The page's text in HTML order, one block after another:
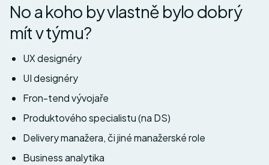
No a koho by vlastně bylo dobrý
mít v týmu?
UX designéry
UI designéry
Fron-tend vývojaře
Produktového specialistu (na DS)
Delivery manažera, či jiné manažerské role
Business analytika